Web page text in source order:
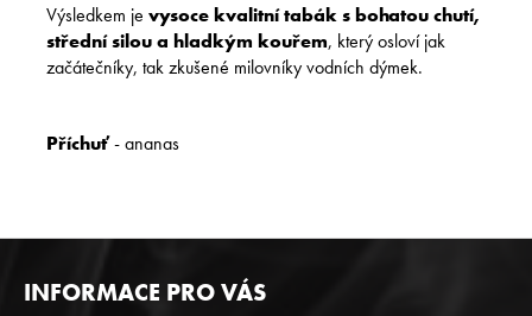
Výsledkem je vysoce kvalitní tabák s bohatou chutí,
střední silou a hladkým kouřem, který osloví jak
začátečníky, tak zkušené milovníky vodních dýmek.
Příchuť- ananas
Z
INFORMACE PRO VÁS